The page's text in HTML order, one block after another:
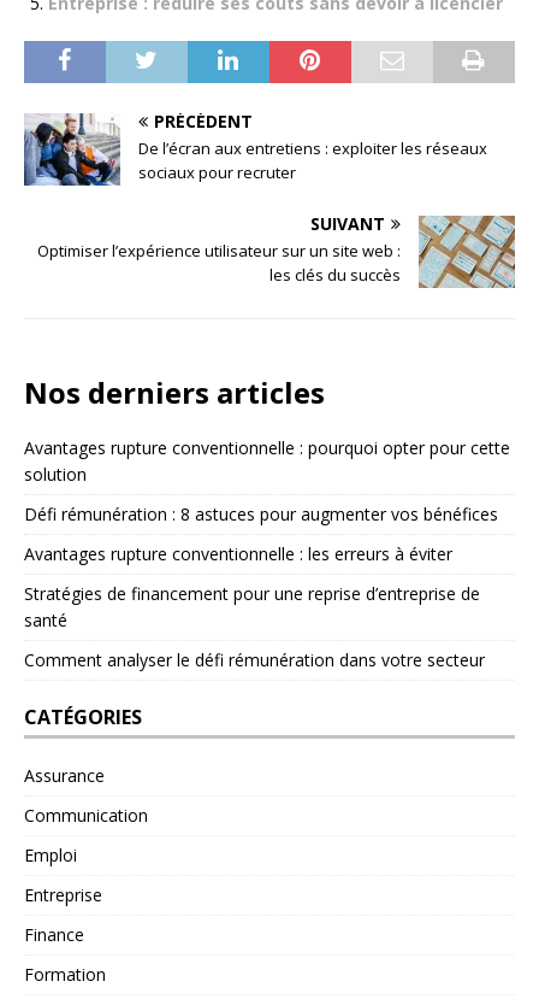
PRÉCÉDENT
De l’écran aux entretiens : exploiter les réseaux
sociaux pour recruter
SUIVANT
Optimiser l’expérience utilisateur sur un site web :
les clés du succès
Nos derniers articles
Avantages rupture conventionnelle : pourquoi opter pour cette
solution
Défi rémunération : 8 astuces pour augmenter vos bénéfices
Avantages rupture conventionnelle : les erreurs à éviter
Stratégies de financement pour une reprise d’entreprise de
santé
Comment analyser le défi rémunération dans votre secteur
CATÉGORIES
Assurance
Communication
Emploi
Entreprise
Finance
Formation